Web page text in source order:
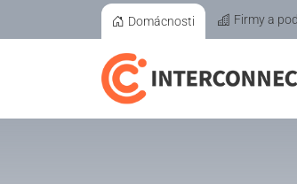
Domácnosti Firmy a